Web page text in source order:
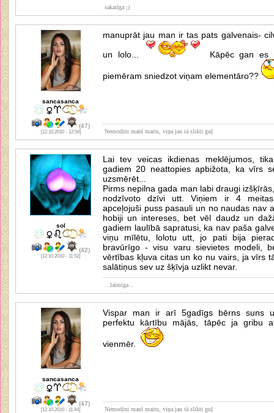
sakarīga ;)
sancasanca
(47)
[12.10.2010 - 12:54]
manuprāt jau man ir tas pats galvenais-
un lolo...
Kāpēc gan es
piemēram sniedzot viņam elementāro??
Nemodini manī maitu, viņa jau tā slikti guļ
sol
(42)
[12.10.2010 - 11:52]
Lai tev veicas ikdienas meklējumos,
gadiem 20 neattopies apbižota, ka vīrs
uzsmērēt...
Pirms nepilna gada man labi draugi
nodzīvoto dzīvi utt. Viņiem ir 4
apceļojuši puss pasauli un no naudas nav
hobiji un intereses, bet vēl daudz un
gadiem laulībā sapratusi, ka nav paša
viņu mīlētu, lolotu utt, jo pati bija
bravūrīgo - visu varu sievietes modeli,
vērtības kļuva citas un ko nu vairs, ja vīrs
salātiņus sev uz šķīvja uzlikt nevar.
.. laimīga ..
sancasanca
(47)
[12.10.2010 - 11:44]
Vispar man ir arī 5gadīgs bērns suns
perfektu kārtību mājās, tāpēc ja gribu
vienmēr.
Nemodini manī maitu, viņa jau tā slikti guļ